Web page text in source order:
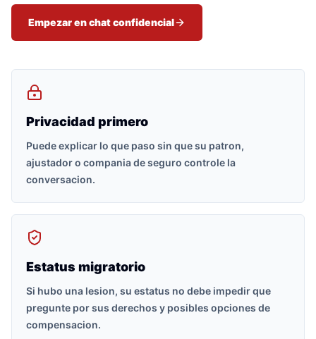
Empezar en chat confidencial
Privacidad primero
Puede explicar lo que paso sin que su patron,
ajustador o compania de seguro controle la
conversacion.
Estatus migratorio
Si hubo una lesion, su estatus no debe impedir que
pregunte por sus derechos y posibles opciones de
compensacion.